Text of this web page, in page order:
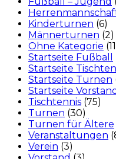
Kinderturnen (6)
Männerturnen (2)
Ohne Kategorie
Startseite Fußball
Startseite
Startseite Turnen
Startseite Vorstand
Tischtennis (75)
Turnen (30)
Turnen für Ältere
Veranstaltungen
Verein (3)